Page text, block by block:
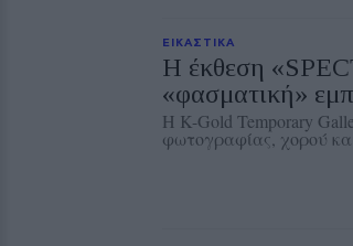
ΕΙΚΑΣΤΙΚΑ
Η έκθεση
«φασματική»
Η K-Gold Temporary
φωτογραφίας, χορού